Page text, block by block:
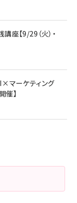
【9/29（火）・
マーケティング
催】